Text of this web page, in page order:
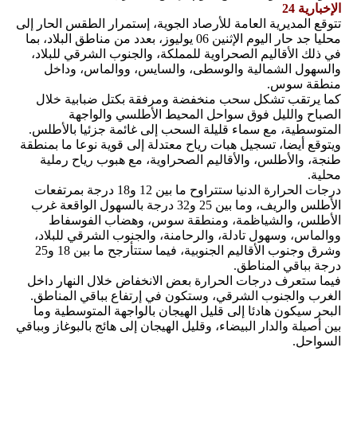
الإخبارية 24
تتوقع المديرية العامة للأرصاد الجوية، إستمرار الطقس الحار إلى
محليا جد حار اليوم الإثنين 06 يوليوز، بعدد من مناطق البلاد، بما
في ذلك الأقاليم الصحراوية للمملكة، والجنوب الشرقي للبلاد،
والسهول الشمالية والوسطى، والسايس، ووالماس، وداخل
منطقة سوس.
كما يرتقب تشكل سحب منخفضة ومرفقة بكتل ضبابية خلال
الصباح والليل فوق سواحل المحيط الأطلسي والواجهة
المتوسطية، مع سماء قليلة السحب إلى غائمة جزئيا بالأطلس.
ويتوقع أيضا، تسجيل هبات رياح معتدلة إلى قوية نوعا ما بمنطقة
طنجة، والأطلس، والأقاليم الصحراوية، مع هبوب رياح رملية
محلية.
درجات الحرارة الدنيا ستتراوح ما بين 12 و18 درجة بمرتفعات
الأطلس والريف، وما بين 25 و32 درجة بالسهول الواقعة غرب
الأطلس، والشياظمة، ومنطقة سوس، وهضاب الفوسفاط
ووالماس، وسهول تادلة، والرحامنة، والجنوب الشرقي للبلاد،
وشرق وجنوب الأقاليم الجنوبية، فيما ستتأرجح ما بين 18 و25
درجة بباقي المناطق.
فيما ستعرف درجات الحرارة بعض الانخفاض خلال النهار داخل
الغرب والجنوب الشرقي، وستكون في إرتفاع بباقي المناطق.
البحر سيكون هادئا إلى قليل الهيجان بالواجهة المتوسطية وما
بين أصيلة والدار البيضاء، وقليل الهيجان إلى هائج بالبوغاز وبباقي
السواحل.